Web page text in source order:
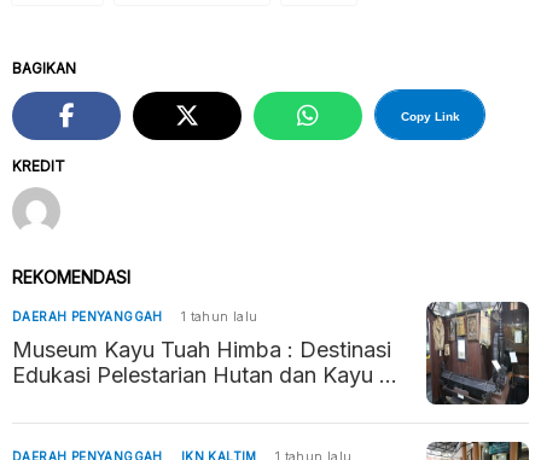
KREDIT
BAGIKAN
Copy Link
REKOMENDASI
DAERAH PENYANGGAH 1 tahun lalu
Museum Kayu Tuah Himba : Destinasi
Edukasi Pelestarian Hutan dan Kayu di
DAERAH PENYANGGAH IKN KALTIM 1 tahun lalu